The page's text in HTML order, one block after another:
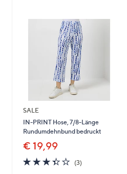
SALE
IN-PRINT Hose, 7/8-Länge
Rundumdehnbund bedruckt
€ 19,99
3.3
von
(3)3